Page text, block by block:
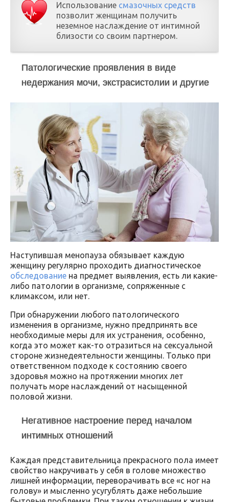
Использование смазочных средств
позволит женщинам получить
неземное наслаждение от интимной
близости со своим партнером.
Патологические проявления в виде
недержания мочи, экстрасистолии и другие
Наступившая менопауза обязывает каждую
женщину регулярно проходить диагностическое
обследование на предмет выявления, есть ли какие-
либо патологии в организме, сопряженные с
климаксом, или нет.
При обнаружении любого патологического
изменения в организме, нужно предпринять все
необходимые меры для их устранения, особенно,
когда это может как-то отразиться на сексуальной
стороне жизнедеятельности женщины. Только при
ответственном подходе к состоянию своего
здоровья можно на протяжении многих лет
получать море наслаждений от насыщенной
половой жизни.
Негативное настроение перед началом
интимных отношений
Каждая представительница прекрасного пола имеет
свойство накручивать у себя в голове множество
лишней информации, переворачивать все «с ног на
голову» и мысленно усугублять даже небольшие